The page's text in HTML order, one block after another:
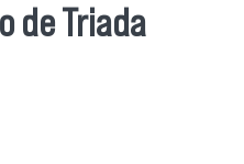
de Triada